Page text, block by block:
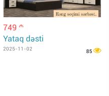
749 m
Yataq dəsti
2025-11-02 85